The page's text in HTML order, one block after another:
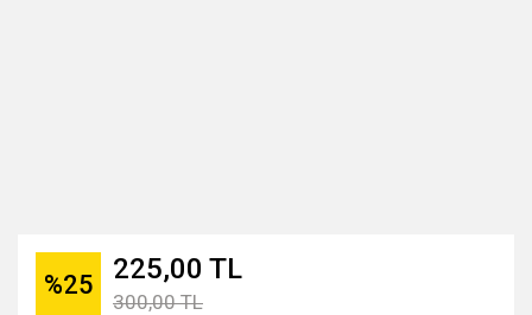
%25 225,00 TL
300,00 TL